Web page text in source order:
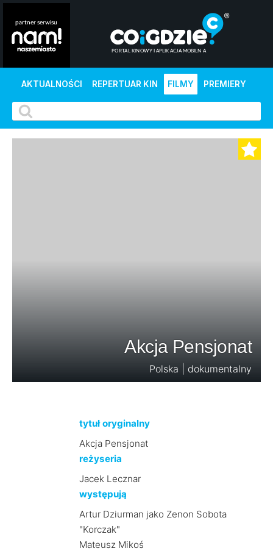
AKTUALNOŚCI REPERTUAR KIN FILMY PREMIERY
Akcja Pensjonat
Polska | dokumentalny
tytuł oryginalny
Akcja Pensjonat
reżyseria
Jacek Lecznar
występują
Artur Dziurman jako Zenon Sobota
"Korczak"
Mateusz Mikoś